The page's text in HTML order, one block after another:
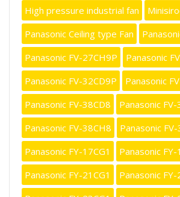
High pressure industrial fan
Panasonic Ceiling type Fan
Panasonic FV-27CH9P
Panasonic
Panasonic FV-32CD9P
Panasonic
Panasonic FV-38CD8
Panasonic FV-
Panasonic FV-38CH8
Panasonic
Panasonic FY-17CG1
Panasonic FY-
Panasonic FY-21CG1
Panasonic FY-